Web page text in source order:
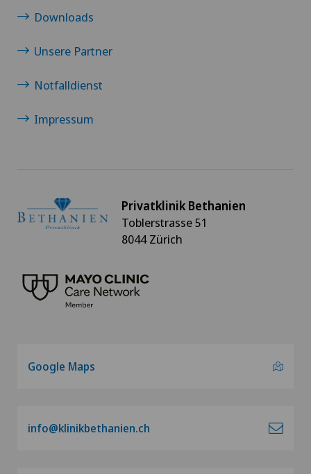
Downloads
Unsere Partner
Notfalldienst
Impressum
Privatklinik Bethanien
Toblerstrasse 51
8044 Zürich
Google Maps
info@klinikbethanien.ch